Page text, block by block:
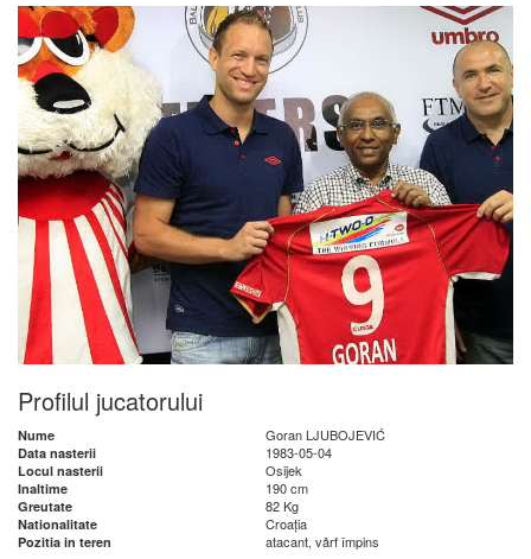
Profilul jucatorului
Nume Goran LJUBOJEVIĆ
Data nasterii 1983-05-04
Locul nasterii Osijek
Inaltime 190 cm
Greutate 82 Kg
Nationalitate Croația
Pozitia in teren atacant, vârf împins